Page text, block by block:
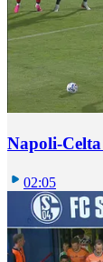
Napoli-
02:05